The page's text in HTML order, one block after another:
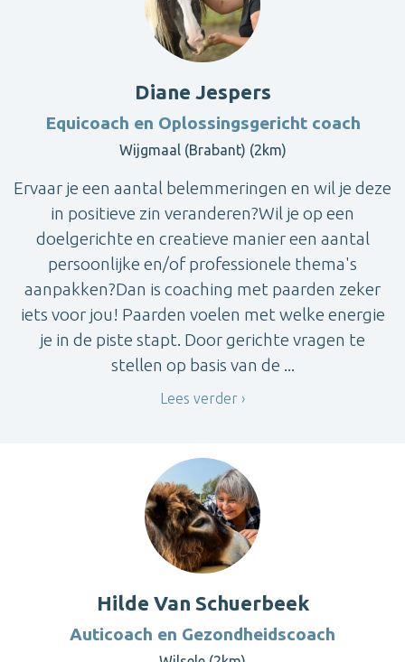
Diane Jespers
Equicoach en Oplossingsgericht coach
Wijgmaal (Brabant) (2km)
Ervaar je een aantal belemmeringen en wil je deze
in positieve zin veranderen?Wil je op een
doelgerichte en creatieve manier een aantal
persoonlijke en/of professionele thema's
aanpakken?Dan is coaching met paarden zeker
iets voor jou! Paarden voelen met welke energie
je in de piste stapt. Door gerichte vragen te
stellen op basis van de ...
Lees verder
Hilde Van Schuerbeek
Auticoach en Gezondheidscoach